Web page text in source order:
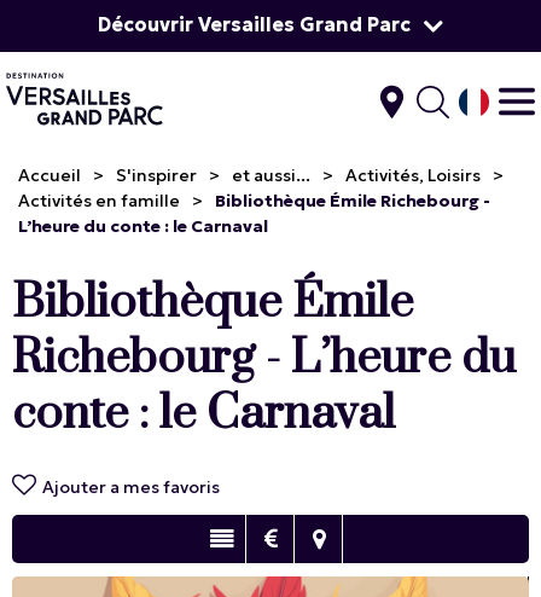
Découvrir Versailles Grand Parc
Accueil > S'inspirer > et aussi... > Activités, Loisirs
>
Activités en famille
>
Bibliothèque Émile Richebourg -
L’heure du conte : le Carnaval
Bibliothèque Émile
Richebourg - L’heure du
conte : le Carnaval
Ajouter a mes favoris